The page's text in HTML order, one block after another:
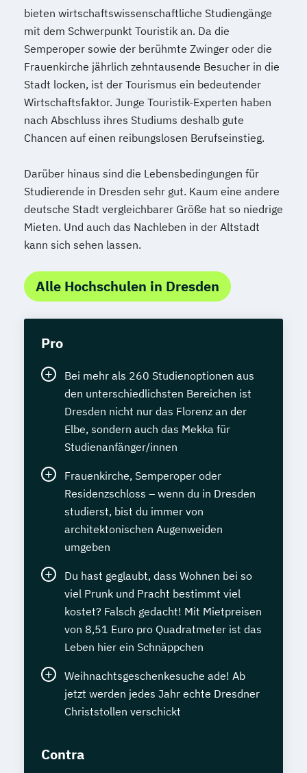
bieten wirtschaftswissenschaftliche Studiengänge
mit dem Schwerpunkt Touristik an. Da die
Semperoper sowie der berühmte Zwinger oder die
Frauenkirche jährlich zehntausende Besucher in die
Stadt locken, ist der Tourismus ein bedeutender
Wirtschaftsfaktor. Junge Touristik-Experten haben
nach Abschluss ihres Studiums deshalb gute
Chancen auf einen reibungslosen Berufseinstieg.
Darüber hinaus sind die Lebensbedingungen für
Studierende in Dresden sehr gut. Kaum eine andere
deutsche Stadt vergleichbarer Größe hat so niedrige
Mieten. Und auch das Nachleben in der Altstadt
kann sich sehen lassen.
Alle Hochschulen in Dresden
Pro
Bei mehr als 260 Studienoptionen aus
den unterschiedlichsten Bereichen ist
Dresden nicht nur das Florenz an der
Elbe, sondern auch das Mekka für
Studienanfänger/innen
Frauenkirche, Semperoper oder
Residenzschloss – wenn du in Dresden
studierst, bist du immer von
architektonischen Augenweiden
umgeben
Du hast geglaubt, dass Wohnen bei so
viel Prunk und Pracht bestimmt viel
kostet? Falsch gedacht! Mit Mietpreisen
von 8,51 Euro pro Quadratmeter ist das
Leben hier ein Schnäppchen
Weihnachtsgeschenkesuche ade! Ab
jetzt werden jedes Jahr echte Dresdner
Christstollen verschickt
Contra